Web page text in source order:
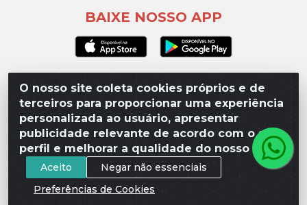
O nosso site coleta cookies próprios e de
terceiros para proporcionar uma experiência
personalizada ao usuário, apresentar
publicidade relevante de acordo com o seu
perfil e melhorar a qualidade do nosso site.
Aceito
Negar não essenciais
Preferências de Cookies
BAIXE NOSSO APP
Lívia Distribuidora - Av. Percy Gandini, 329 – Vila
Toninho, São José do Rio Preto / SP - CEP 15077-
000 - CNPJ 49.975.923/0003-10